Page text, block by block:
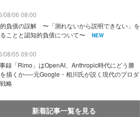
08/06 08:00
負債の誤解 〜「測れないから説明できない」を
ことと認知的負債について〜
NEW
08/05 09:00
録「Rimo」はOpenAI、Anthropic時代にどう勝
描くか──元Google・相川氏が説く現代のプロダ
略
新着記事一覧を見る